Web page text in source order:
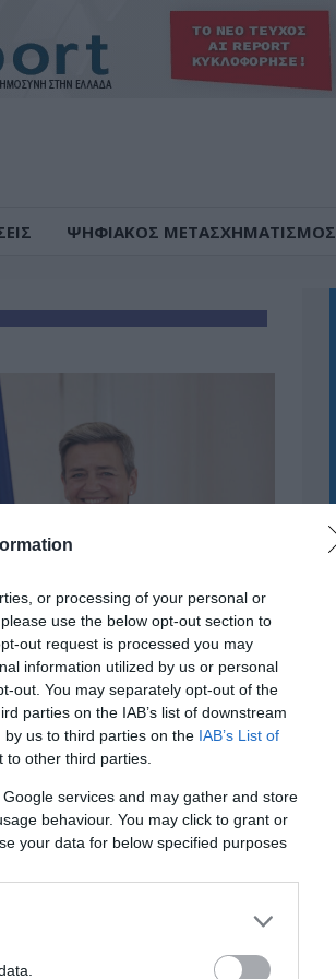
or processing of your personal or
use the below opt-out section to
out request is processed you may
information utilized by us or personal
out. You may separately opt-out of the
parties on the IAB’s list of downstream
us to third parties on the IAB’s List of
other third parties.
services and may gather and store
behaviour. You may click to grant or
your data for below specified purposes
ΨΗΦΙΑΚΟΣ ΜΕΤΑΣΧΗΜΑΤΙΣΜΟΣ